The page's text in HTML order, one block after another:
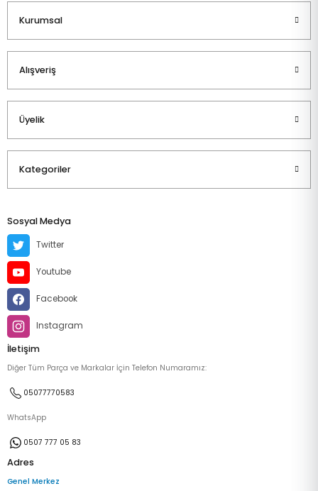
Kurumsal
Alışveriş
Üyelik
Kategoriler
Sosyal Medya
Twitter
Youtube
Facebook
Instagram
İletişim
Diğer Tüm Parça ve Markalar İçin Telefon Numaramız:
05077770583
WhatsApp
0507 777 05 83
Adres
Genel Merkez